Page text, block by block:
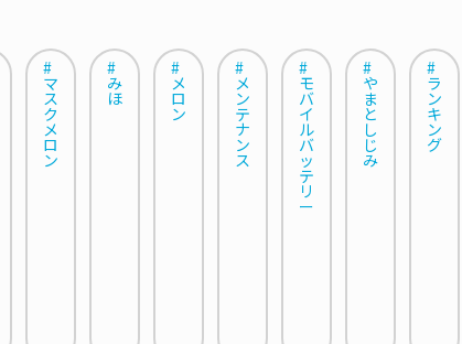
#
マ
ス
ク
メ
ロ
ン
#
み
ほ
#
メ
ロ
ン
#
メ
ン
テ
ナ
ン
ス
#
モ
バ
イ
ル
バ
ッ
テ
リ
ー
#
や
ま
と
し
じ
み
#
ラ
ン
キ
ン
グ